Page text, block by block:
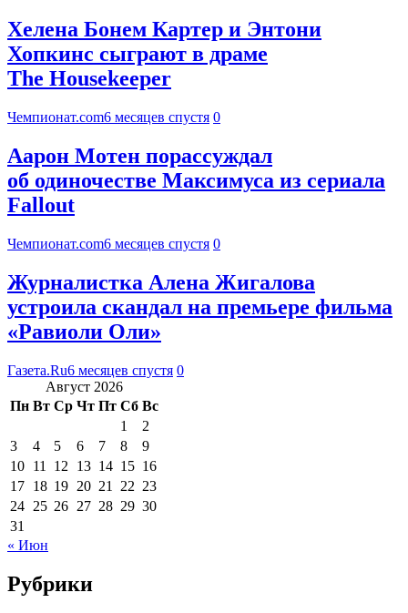
Хелена Бонем Картер и Энтони
Хопкинс сыграют в драме
The Housekeeper
Чемпионат.com6 месяцев спустя 0
Аарон Мотен порассуждал
об одиночестве Максимуса из сериала
Fallout
Чемпионат.com6 месяцев спустя 0
Журналистка Алена Жигалова
устроила скандал на премьере фильма
«Равиоли Оли»
Газета.Ru6 месяцев спустя 0
Август 2026
Пн Вт Ср Чт Пт Сб Вс
1
2
3
4 5 6 7 8
9
10 11 12 13 14 15 16
17 18 19 20 21 22 23
24 25 26 27 28 29 30
31
« Июн
Рубрики